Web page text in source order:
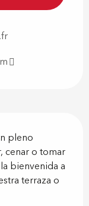
pleno
cenar o tomar
bienvenida a
terraza o